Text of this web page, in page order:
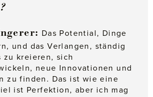
Das Potential, Dinge
und das Verlangen, ständig
zu kreieren, sich
neue Innovationen und
zu finden. Das ist wie eine
ist Perfektion, aber ich mag